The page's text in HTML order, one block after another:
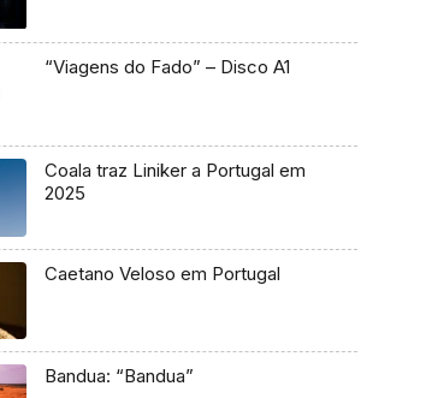
“Viagens do Fado” – Disco A1
Coala traz Liniker a Portugal em
2025
Caetano Veloso em Portugal
Bandua: “Bandua”